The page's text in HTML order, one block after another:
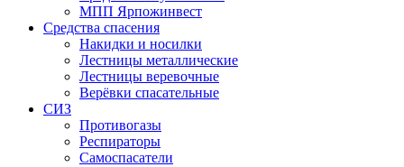
МПП Ярпожинвест
Средства спасения
Накидки и носилки
Лестницы металлические
Лестницы веревочные
Верёвки спасательные
СИЗ
Противогазы
Респираторы
Самоспасатели